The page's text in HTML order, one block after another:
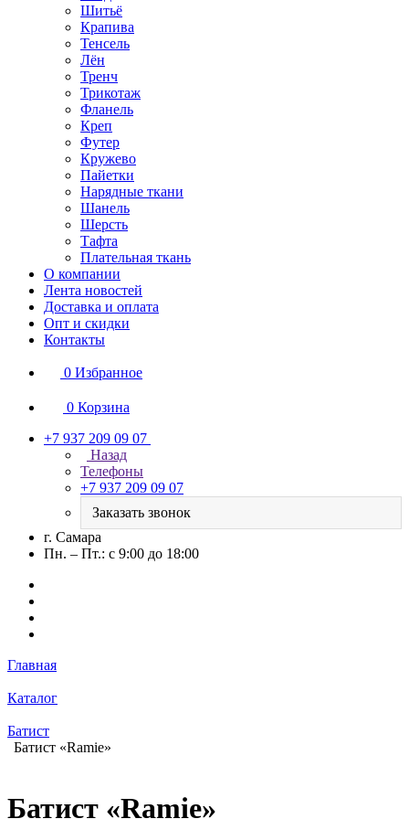
Шитьё
Крапива
Тенсель
Лён
Тренч
Трикотаж
Фланель
Креп
Футер
Кружево
Пайетки
Нарядные ткани
Шанель
Шерсть
Тафта
Плательная ткань
О компании
Лента новостей
Доставка и оплата
Опт и скидки
Контакты
0 Избранное
0 Корзина
+7 937 209 09 07
Назад
Телефоны
+7 937 209 09 07
Заказать звонок
г. Самара
Пн. – Пт.: с 9:00 до 18:00
Главная
Каталог
Батист
Батист «Ramie»
Батист «Ramie»